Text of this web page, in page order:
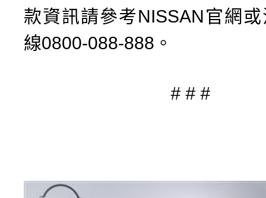
款資訊請參考NISSAN官網
線0800-088-888。
# # #